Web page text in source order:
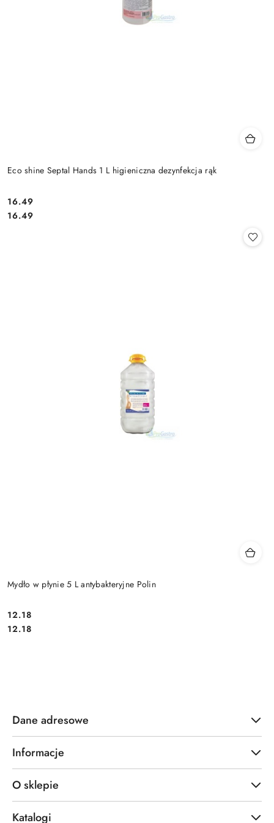
Eco shine Septal Hands 1 L higieniczna dezynfekcja rąk
Cena:
16.49
Cena:
16.49
Mydło w płynie 5 L antybakteryjne Polin
Cena:
12.18
Cena:
12.18
Dane adresowe
Informacje
O sklepie
Katalogi